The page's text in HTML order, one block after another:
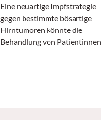
Eine neuartige Impfstrategie
gegen bestimmte bösartige
Hirntumoren könnte die
Behandlung von Patientinnen